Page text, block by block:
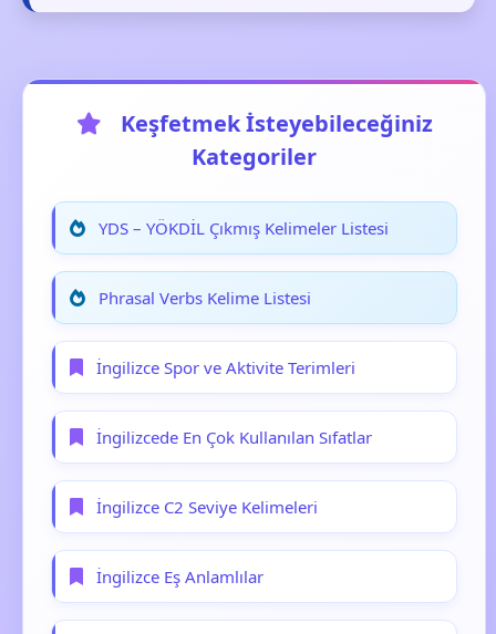
Keşfetmek İsteyebileceğiniz
Kategoriler
YDS – YÖKDİL Çıkmış Kelimeler Listesi
Phrasal Verbs Kelime Listesi
İngilizce Spor ve Aktivite Terimleri
İngilizcede En Çok Kullanılan Sıfatlar
İngilizce C2 Seviye Kelimeleri
İngilizce Eş Anlamlılar